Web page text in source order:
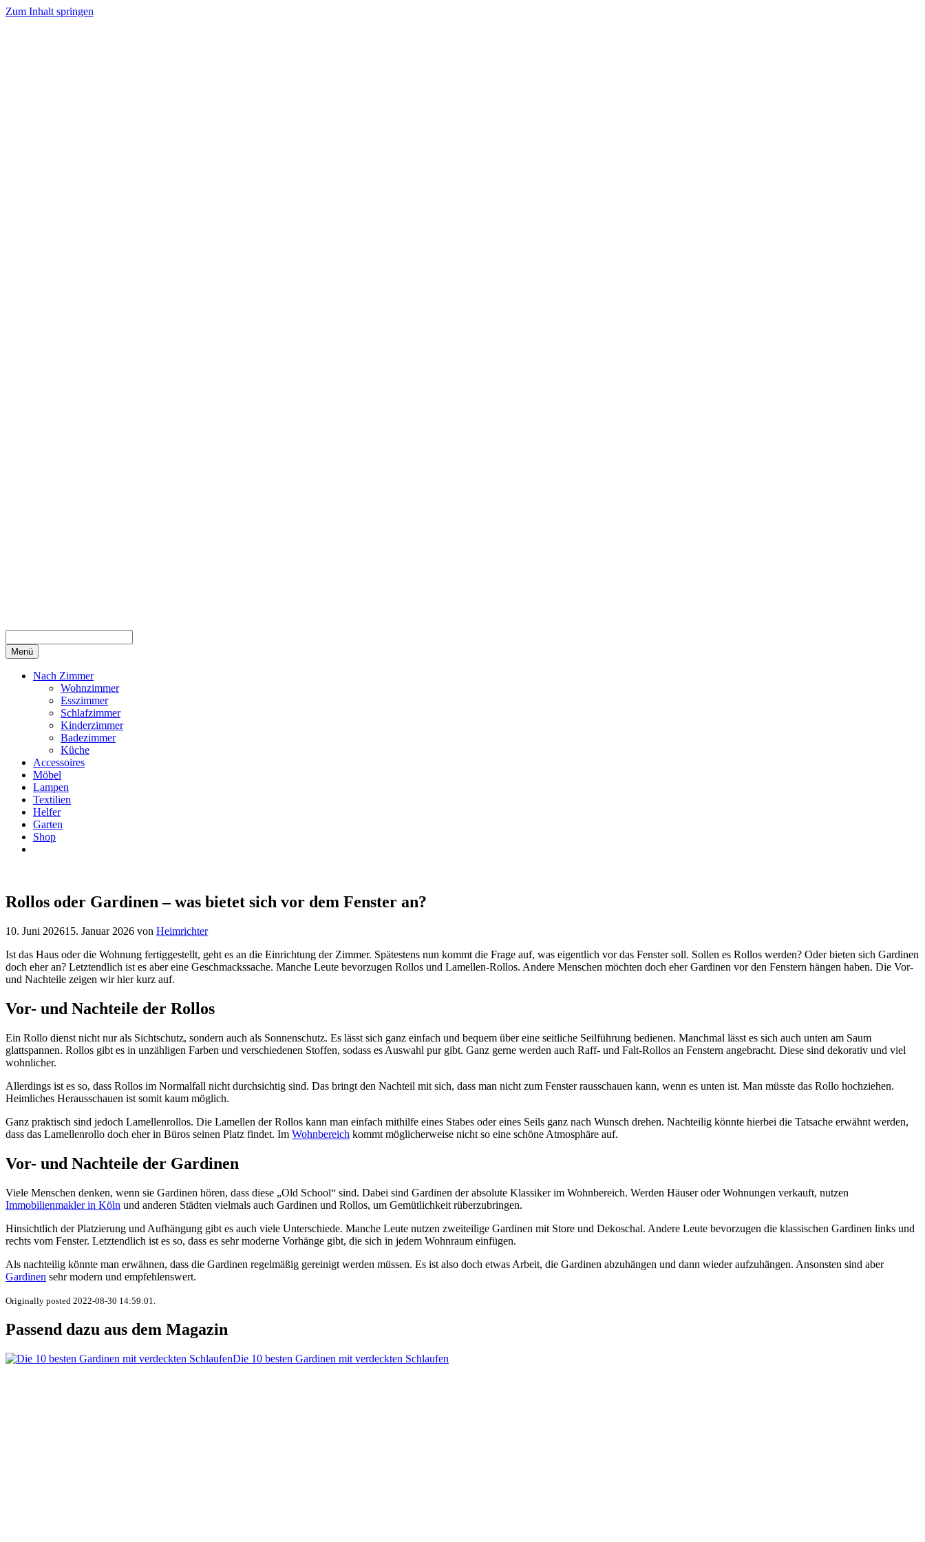
Zum Inhalt springen
Menü
Nach Zimmer
Wohnzimmer
Esszimmer
Schlafzimmer
Kinderzimmer
Badezimmer
Küche
Accessoires
Möbel
Lampen
Textilien
Helfer
Garten
Shop
Rollos oder Gardinen – was bietet sich vor dem Fenster an?
10. Juni 202615. Januar 2026 von Heimrichter
Ist das Haus oder die Wohnung fertiggestellt, geht es an die Einrichtung der Zimmer. Spätestens nun kommt die Frage auf, was eigentlich vor das Fenster soll. Sollen es Rollos werden? Oder bieten sich Gardinen
doch eher an? Letztendlich ist es aber eine Geschmackssache. Manche Leute bevorzugen Rollos und Lamellen-Rollos. Andere Menschen möchten doch eher Gardinen vor den Fenstern hängen haben. Die Vor-
und Nachteile zeigen wir hier kurz auf.
Vor- und Nachteile der Rollos
Ein Rollo dienst nicht nur als Sichtschutz, sondern auch als Sonnenschutz. Es lässt sich ganz einfach und bequem über eine seitliche Seilführung bedienen. Manchmal lässt es sich auch unten am Saum
glattspannen. Rollos gibt es in unzähligen Farben und verschiedenen Stoffen, sodass es Auswahl pur gibt. Ganz gerne werden auch Raff- und Falt-Rollos an Fenstern angebracht. Diese sind dekorativ und viel
wohnlicher.
Allerdings ist es so, dass Rollos im Normalfall nicht durchsichtig sind. Das bringt den Nachteil mit sich, dass man nicht zum Fenster rausschauen kann, wenn es unten ist. Man müsste das Rollo hochziehen.
Heimliches Herausschauen ist somit kaum möglich.
Ganz praktisch sind jedoch Lamellenrollos. Die Lamellen der Rollos kann man einfach mithilfe eines Stabes oder eines Seils ganz nach Wunsch drehen. Nachteilig könnte hierbei die Tatsache erwähnt werden,
dass das Lamellenrollo doch eher in Büros seinen Platz findet. Im Wohnbereich kommt möglicherweise nicht so eine schöne Atmosphäre auf.
Vor- und Nachteile der Gardinen
Viele Menschen denken, wenn sie Gardinen hören, dass diese „Old School“ sind. Dabei sind Gardinen der absolute Klassiker im Wohnbereich. Werden Häuser oder Wohnungen verkauft, nutzen
Immobilienmakler in Köln und anderen Städten vielmals auch Gardinen und Rollos, um Gemütlichkeit rüberzubringen.
Hinsichtlich der Platzierung und Aufhängung gibt es auch viele Unterschiede. Manche Leute nutzen zweiteilige Gardinen mit Store und Dekoschal. Andere Leute bevorzugen die klassischen Gardinen links und
rechts vom Fenster. Letztendlich ist es so, dass es sehr moderne Vorhänge gibt, die sich in jedem Wohnraum einfügen.
Als nachteilig könnte man erwähnen, dass die Gardinen regelmäßig gereinigt werden müssen. Es ist also doch etwas Arbeit, die Gardinen abzuhängen und dann wieder aufzuhängen. Ansonsten sind aber
Gardinen sehr modern und empfehlenswert.
Originally posted 2022-08-30 14:59:01.
Passend dazu aus dem Magazin
Die 10 besten Gardinen mit verdeckten Schlaufen